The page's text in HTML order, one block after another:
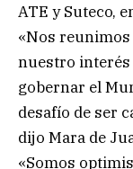
ATE y Suteco,
«Nos
nuestro interés
gobernar el
desafío de ser
dijo Mara de
«Somos